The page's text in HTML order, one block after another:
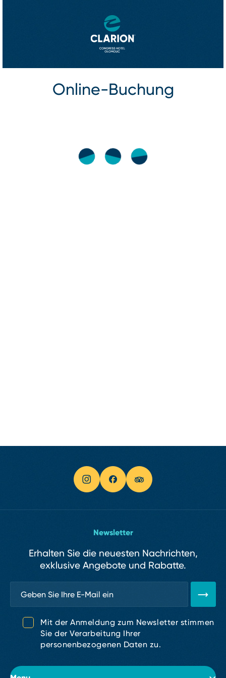
Online-Buchung
Newsletter
Erhalten Sie die neuesten Nachrichten,
exklusive Angebote und Rabatte.
Mit der Anmeldung zum Newsletter stimmen
Sie der Verarbeitung Ihrer
personenbezogenen Daten zu.